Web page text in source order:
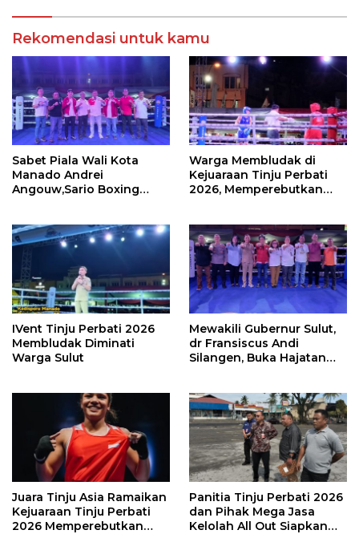
Rekomendasi untuk kamu
Sabet Piala Wali Kota
Manado Andrei
Angouw,Sario Boxing
Warga Membludak di
Kejuaraan Tinju Perbati
2026, Memperebutkan
IVent Tinju Perbati 2026
Membludak Diminati
Warga Sulut
Mewakili Gubernur Sulut,
dr Fransiscus Andi
Silangen, Buka Hajatan
Wali Kota Manado
Juara Tinju Asia Ramaikan
Kejuaraan Tinju Perbati
2026 Memperebutkan
Panitia Tinju Perbati 2026
dan Pihak Mega Jasa
Kelolah All Out Siapkan